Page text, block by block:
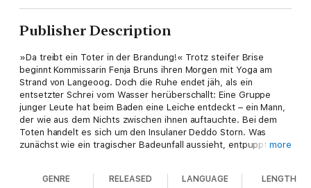
Publisher Description
»Da treibt ein Toter in der Brandung!« Trotz steifer Brise
beginnt Kommissarin Fenja Bruns ihren Morgen mit Yoga am
Strand von Langeoog. Doch die Ruhe endet jäh, als ein
entsetzter Schrei vom Wasser herüberschallt: Eine Gruppe
junger Leute hat beim Baden eine Leiche entdeckt – ein Mann,
der wie aus dem Nichts zwischen ihnen auftauchte. Bei dem
Toten handelt es sich um den Insulaner Deddo Storn. Was
zunächst wie ein tragischer Badeunfall aussieht, entpuppt sich
deutliche Sprache. Die Inselkommissare tauchen ein in ein
more
GENRE RELEASED LANGUAGE LENGTH